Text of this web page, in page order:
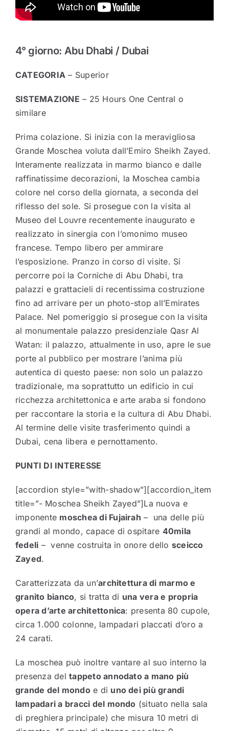
4° giorno: Abu Dhabi / Dubai
CATEGORIA – Superior
SISTEMAZIONE – 25 Hours One Central o
similare
Prima colazione. Si inizia con la meravigliosa
Grande Moschea voluta dall’Emiro Sheikh Zayed.
Interamente realizzata in marmo bianco e dalle
raffinatissime decorazioni, la Moschea cambia
colore nel corso della giornata, a seconda del
riflesso del sole. Si prosegue con la visita al
Museo del Louvre recentemente inaugurato e
realizzato in sinergia con l’omonimo museo
francese. Tempo libero per ammirare
l’esposizione. Pranzo in corso di visite. Si
percorre poi la Corniche di Abu Dhabi, tra
palazzi e grattacieli di recentissima costruzione
fino ad arrivare per un photo-stop all’Emirates
Palace. Nel pomeriggio si prosegue con la visita
al monumentale palazzo presidenziale Qasr Al
Watan: il palazzo, attualmente in uso, apre le sue
porte al pubblico per mostrare l’anima più
autentica di questo paese: non solo un palazzo
tradizionale, ma soprattutto un edificio in cui
ricchezza architettonica e arte araba si fondono
per raccontare la storia e la cultura di Abu Dhabi.
Al termine delle visite trasferimento quindi a
Dubai, cena libera e pernottamento.
PUNTI DI INTERESSE
[accordion style=”with-shadow”][accordion_item
title=”- Moschea Sheikh Zayed”]La nuova e
imponente moschea di Fujairah – una delle più
grandi al mondo, capace di ospitare 40mila
fedeli – venne costruita in onore dello sceicco
Zayed.
Caratterizzata da un’architettura di marmo e
granito bianco, si tratta di una vera e propria
opera d’arte architettonica: presenta 80 cupole,
circa 1.000 colonne, lampadari placcati d’oro a
24 carati.
La moschea può inoltre vantare al suo interno la
presenza deltappeto annodato a mano più
grande del mondoe di uno dei più grandi
lampadari a bracci del mondo (situato nella sala
di preghiera principale) che misura 10 metri di